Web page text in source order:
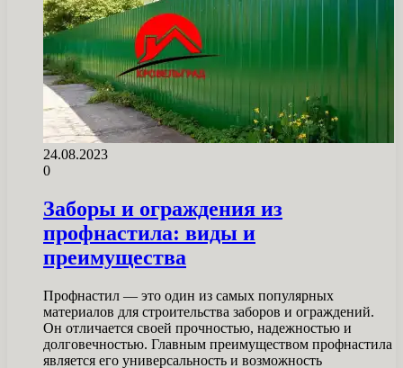
24.08.2023
0
Заборы и ограждения из
профнастила: виды и
преимущества
Профнастил — это один из самых популярных
материалов для строительства заборов и ограждений.
Он отличается своей прочностью, надежностью и
долговечностью. Главным преимуществом профнастила
является его универсальность и возможность